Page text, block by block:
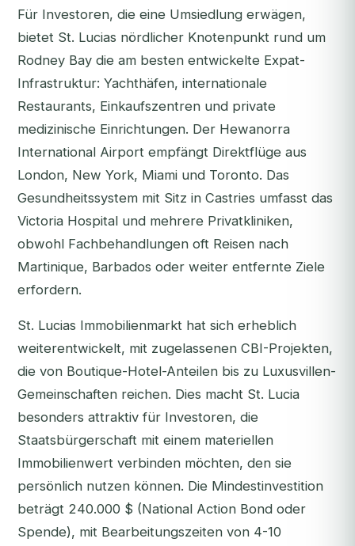
Für Investoren, die eine Umsiedlung erwägen,
bietet St. Lucias nördlicher Knotenpunkt rund um
Rodney Bay die am besten entwickelte Expat-
Infrastruktur: Yachthäfen, internationale
Restaurants, Einkaufszentren und private
medizinische Einrichtungen. Der Hewanorra
International Airport empfängt Direktflüge aus
London, New York, Miami und Toronto. Das
Gesundheitssystem mit Sitz in Castries umfasst das
Victoria Hospital und mehrere Privatkliniken,
obwohl Fachbehandlungen oft Reisen nach
Martinique, Barbados oder weiter entfernte Ziele
erfordern.
St. Lucias Immobilienmarkt hat sich erheblich
weiterentwickelt, mit zugelassenen CBI-Projekten,
die von Boutique-Hotel-Anteilen bis zu Luxusvillen-
Gemeinschaften reichen. Dies macht St. Lucia
besonders attraktiv für Investoren, die
Staatsbürgerschaft mit einem materiellen
Immobilienwert verbinden möchten, den sie
persönlich nutzen können. Die Mindestinvestition
beträgt 240.000 $ (National Action Bond oder
Spende), mit Bearbeitungszeiten von 4-10